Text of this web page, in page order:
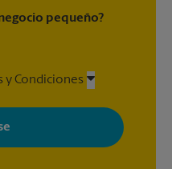
pequeño?
y Condiciones
electrónicos de The UPS
promociones y mensajes
de baja en cualquier
consulte nuestra política de